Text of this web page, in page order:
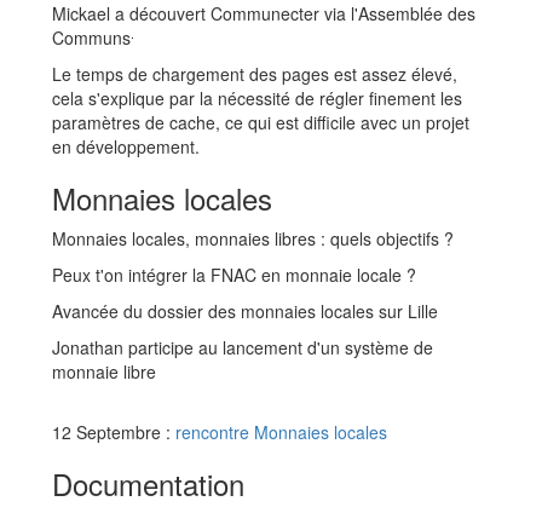
Mickael a découvert Communecter via l'Assemblée des
Communs.
Le temps de chargement des pages est assez élevé,
cela s'explique par la nécessité de régler finement les
paramètres de cache, ce qui est difficile avec un projet
en développement.
Monnaies locales
Monnaies locales, monnaies libres : quels objectifs ?
Peux t'on intégrer la FNAC en monnaie locale ?
Avancée du dossier des monnaies locales sur Lille
Jonathan participe au lancement d'un système de
monnaie libre
12 Septembre : rencontre Monnaies locales
Documentation